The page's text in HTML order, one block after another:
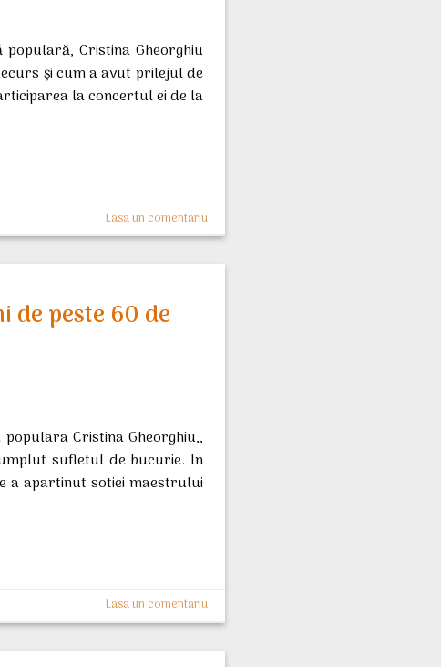
Cristina Gheorghiu
şi cum a avut prilejul de
la concertul ei de la
Lasa un comentariu
peste 60 de
Cristina Gheorghiu,,
sufletul de bucurie. In
a apartinut sotiei maestrului
Lasa un comentariu